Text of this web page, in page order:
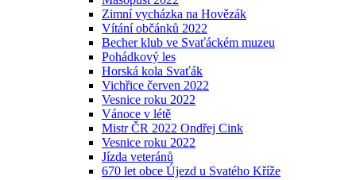
Zimní vycházka na Hovězák
Vítání občánků 2022
Becher klub ve Svaťáckém muzeu
Pohádkový les
Horská kola Svaťák
Vichřice červen 2022
Vesnice roku 2022
Vánoce v létě
Mistr ČR 2022 Ondřej Cink
Vesnice roku 2022
Jízda veteránů
670 let obce Újezd u Svatého Kříže